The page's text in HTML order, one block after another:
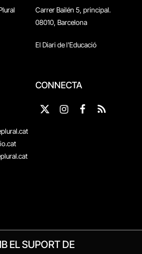
Carrer Bailén 5, principal.
08010, Barcelona
El Diari de l'Educació
CONNECTA
X
Instagram
Facebook
RSS
EL SUPORT DE